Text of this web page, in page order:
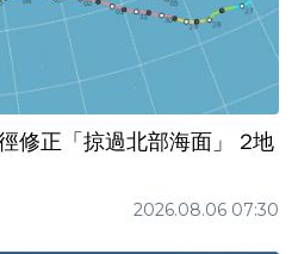
修正「掠過北部海面」 2地
2026.08.06 07:30